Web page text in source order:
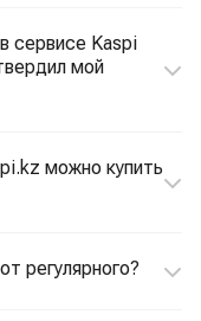
сервисе Kaspi
мой
можно купить
регулярного?